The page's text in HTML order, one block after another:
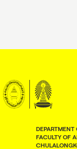
FACULTY OF